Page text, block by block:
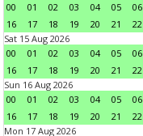
00
01 02 03 04 05 06
16
17 18 19 20 21 22
Sat 15 Aug 2026
00
01 02 03 04 05 06
16
17 18 19 20 21 22
Sun 16 Aug 2026
00
01 02 03 04 05 06
16
17 18 19 20 21 22
Mon 17 Aug 2026